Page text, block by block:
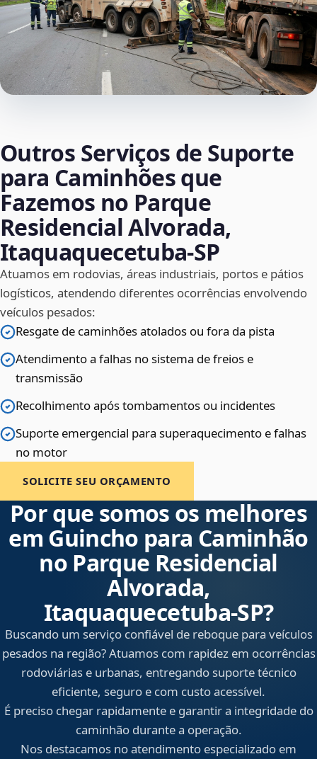
Outros Serviços de Suporte
para Caminhões que
Fazemos no Parque
Residencial Alvorada,
Itaquaquecetuba‑SP
Atuamos em rodovias, áreas industriais, portos e pátios
logísticos, atendendo diferentes ocorrências envolvendo
veículos pesados:
Resgate de caminhões atolados ou fora da pista
Atendimento a falhas no sistema de freios e
transmissão
Recolhimento após tombamentos ou incidentes
Suporte emergencial para superaquecimento e falhas
no motor
SOLICITE SEU ORÇAMENTO
Por que somos os melhores
em Guincho para Caminhão
no Parque Residencial
Alvorada,
Itaquaquecetuba‑SP?
Buscando um serviço confiável de reboque para veículos
pesados na região? Atuamos com rapidez em ocorrências
rodoviárias e urbanas, entregando suporte técnico
eficiente, seguro e com custo acessível.
É preciso chegar rapidamente e garantir a integridade do
caminhão durante a operação.
Nos destacamos no atendimento especializado em